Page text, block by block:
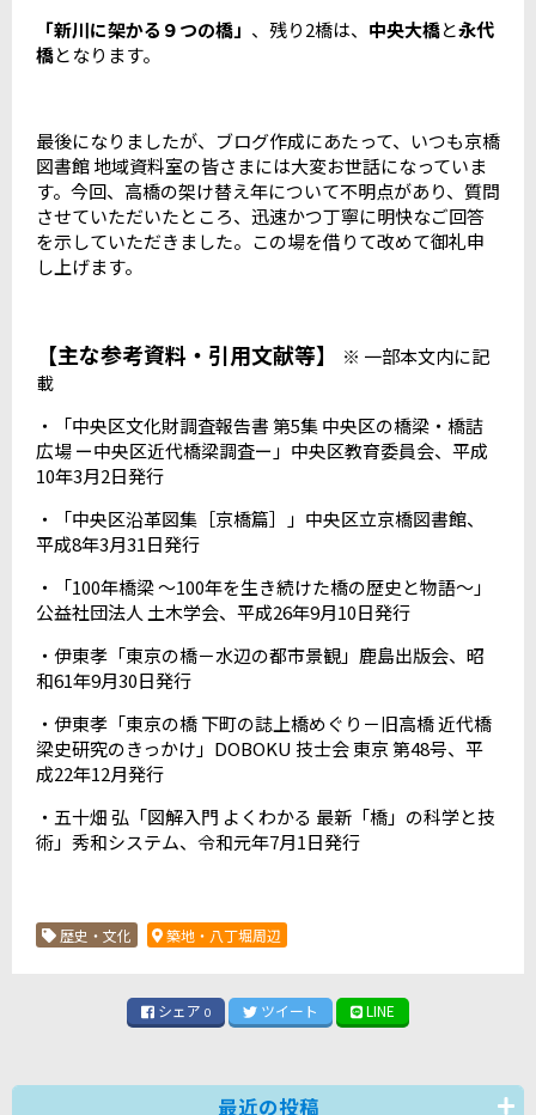
「新川に架かる９つの橋」 、残り2橋は、 中央大橋と永代
橋となります。
最後になりましたが、ブログ作成にあたって、いつも京橋
図書館 地域資料室の皆さまには大変お世話になっていま
す。今回、高橋の架け替え年について不明点があり、質問
させていただいたところ、迅速かつ丁寧に明快なご回答
を示していただきました。この場を借りて改めて御礼申
し上げます。
【主な参考資料・引用文献等】
※ 一部本文内に記
載
・「中央区文化財調査報告書 第5集 中央区の橋梁・橋詰
広場 ー中央区近代橋梁調査ー」中央区教育委員会、平成
10年3月2日発行
・「中央区沿革図集［京橋篇］」中央区立京橋図書館、
平成8年3月31日発行
・「100年橋梁 ～100年を生き続けた橋の歴史と物語～」
公益社団法人 土木学会、平成26年9月10日発行
・伊東孝「東京の橋－水辺の都市景観」鹿島出版会、昭
和61年9月30日発行
・伊東孝「東京の橋 下町の誌上橋めぐり－旧高橋 近代橋
梁史研究のきっかけ」DOBOKU 技士会 東京 第48号、平
成22年12月発行
・五十畑 弘「図解入門 よくわかる 最新「橋」の科学と技
術」秀和システム、令和元年7月1日発行
歴史・文化 築地・八丁堀周辺
シェア 0 ツイート LINE
最近の投稿